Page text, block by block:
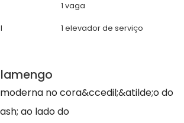
1 vaga
1 elevador de serviço
no cora&ccedil;&atilde;o do
ao lado do